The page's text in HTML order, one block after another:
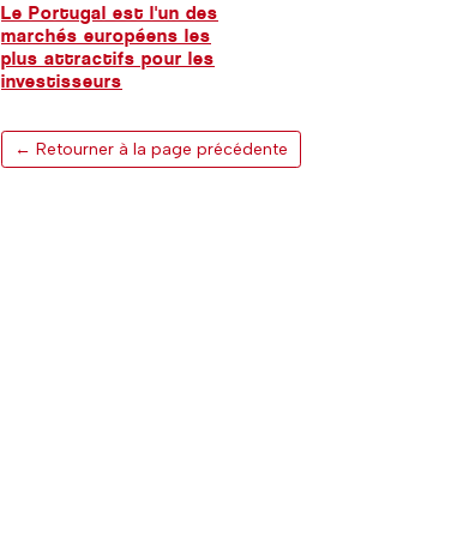
Le Portugal est l'un des
marchés européens les
plus attractifs pour les
investisseurs
← Retourner à la page précédente